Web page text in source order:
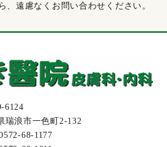
、遠慮なくお問い合わせください。
6124
瑞浪市一色町2-132
68-1177